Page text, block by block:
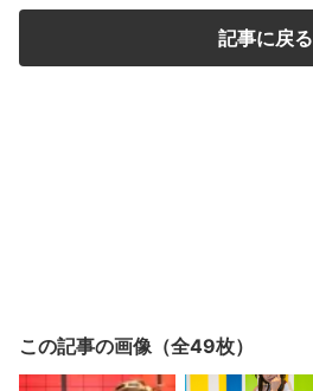
記事に戻る
この記事の画像（全49枚）